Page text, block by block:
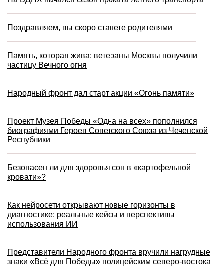
Поздравляем, вы скоро станете родителями
Память, которая жива: ветераны Москвы получили
частицу Вечного огня
Народный фронт дал старт акции «Огонь памяти»
Проект Музея Победы «Одна на всех» пополнился
биографиями Героев Советского Союза из Чеченской
Республики
Безопасен ли для здоровья сон в «картофельной
кровати»?
Как нейросети открывают новые горизонты в
диагностике: реальные кейсы и перспективы
использования ИИ
Представители Народного фронта вручили нагрудные
знаки «Всё для Победы» полицейским северо-востока